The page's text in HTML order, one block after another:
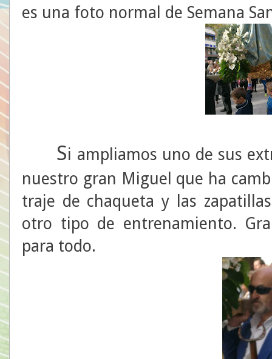
es una foto normal de Semana
Si ampliamos uno de sus
nuestro gran Miguel que ha
traje de chaqueta y las
otro tipo de entrenamiento.
para todo.